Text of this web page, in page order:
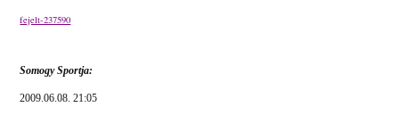
fejelt-237590
Somogy Sportja:
2009.06.08. 21:05